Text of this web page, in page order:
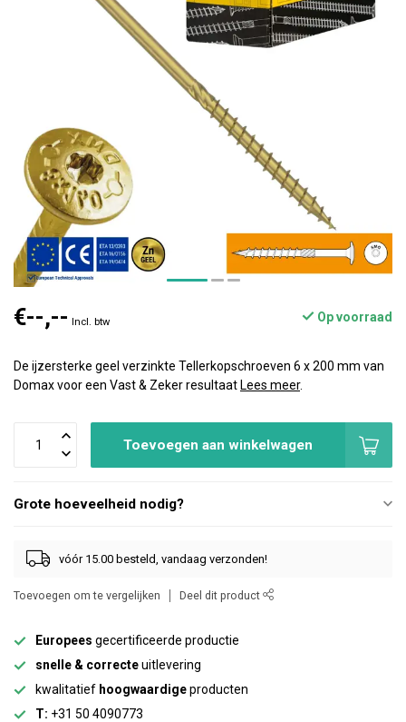
€--,-- Incl. btw Op voorraad
De ijzersterke geel verzinkte Tellerkopschroeven 6 x 200 mm van
Domax voor een Vast & Zeker resultaat Lees meer.
Toevoegen aan winkelwagen
Grote hoeveelheid nodig?
vóór 15.00 besteld, vandaag verzonden!
Toevoegen om te vergelijken Deel dit product
Europees gecertificeerde productie
snelle & correcteuitlevering
kwalitatief hoogwaardigeproducten
T: +31 50 4090773